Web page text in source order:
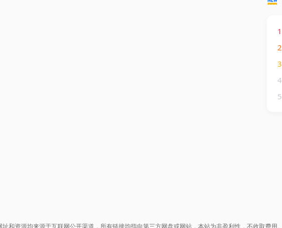
1
2
3
4
5
和资源均来源于互联网公开渠道，所有链接均指向第三方网盘或网站，本站为非盈利性，不收取费用。